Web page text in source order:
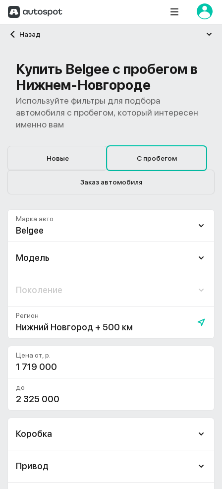
Назад
Главная
Купить Belgee с пробегом в
Нижнем-Новгороде
Используйте фильтры для подбора
автомобиля с пробегом, который интересен
именно вам
Новые С пробегом
Заказ автомобиля
Belgee
Марка авто
Модель
Поколение
Нижний Новгород + 500 км
Регион
Цена от, р.
до
Коробка
Привод